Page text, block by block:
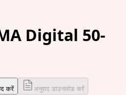
Digital 50-
करें अनुवाद डाउनलोड करें